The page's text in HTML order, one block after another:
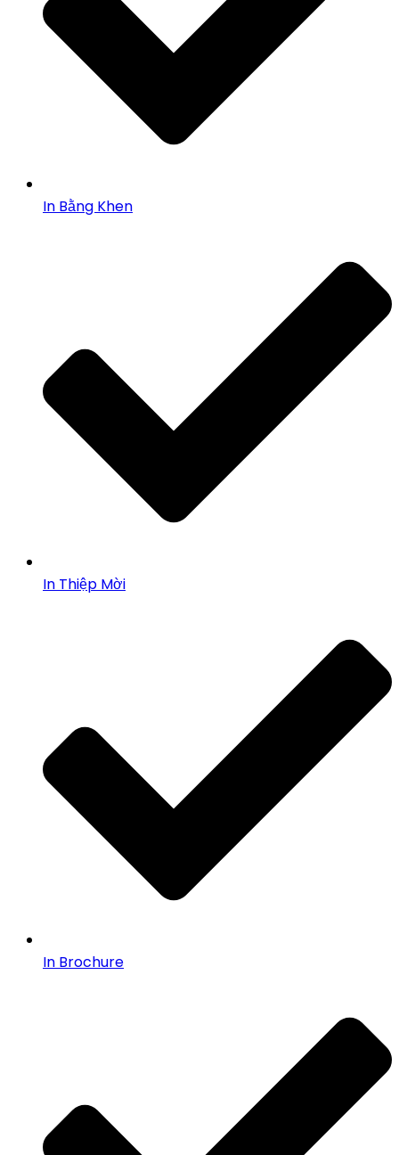
In Bằng Khen
In Thiệp Mời
In Brochure